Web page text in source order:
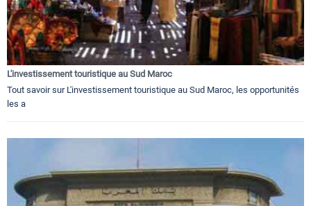
L'investissement touristique au Sud Maroc
Tout savoir sur L'investissement touristique au Sud Maroc, les opportunités
les a